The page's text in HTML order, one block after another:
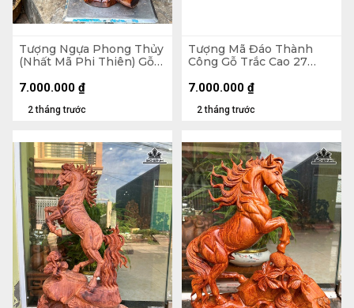
Tượng Ngựa Phong Thủy
(Nhất Mã Phi Thiên) Gỗ
30 (cm)
2 tháng trước
7.000.000 ₫
Tượng Mã Đáo Thành
Công Gỗ Trắc Cao 27
2 tháng trước
7.000.000 ₫